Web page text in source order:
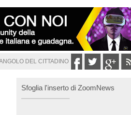
DEL CITTADINO
Sfoglia l'inserto di ZoomNews